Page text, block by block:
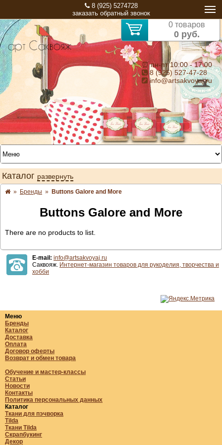
8 (925) 5274728
заказать обратный звонок
0 товаров
0 руб.
⏰ пн-пт 10:00 - 17:00
8 (925) 527-47-28
info@artsakvoyaj.ru
Каталог развернуть
» Бренды » Buttons Galore and More
Buttons Galore and More
There are no products to list.
E-mail: info@artsakvoyaj.ru
Саквояж. Интернет-магазин товаров для рукоделия, творчества и
хобби
Меню
Бренды
Каталог
Доставка
Оплата
Договор оферты
Возврат и обмен товара
Обучение и мастер-классы
Статьи
Новости
Контакты
Политика персональных данных
Каталог
Ткани для пэчворка
Tilda
Ткани Tilda
Скрапбукинг
Декор